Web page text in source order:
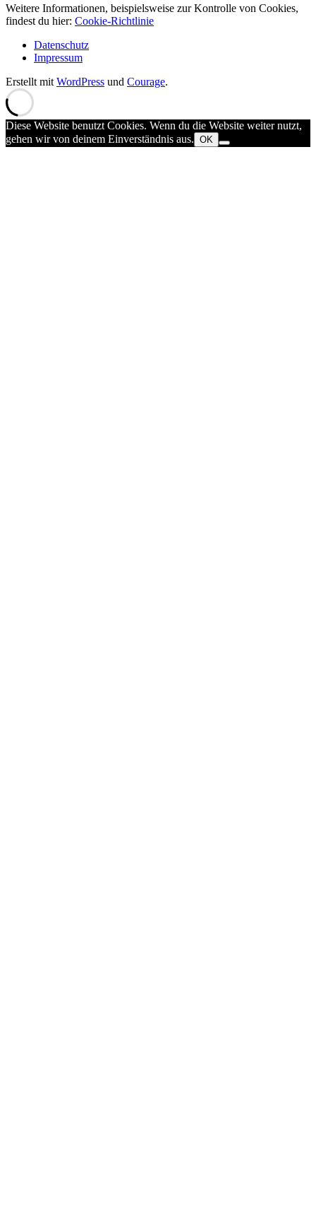
Weitere Informationen, beispielsweise zur Kontrolle von Cookies,
findest du hier: Cookie-Richtlinie
Datenschutz
Impressum
Erstellt mit WordPress und Courage.
Diese Website benutzt Cookies. Wenn du die Website weiter nutzt,
gehen wir von deinem Einverständnis aus. OK